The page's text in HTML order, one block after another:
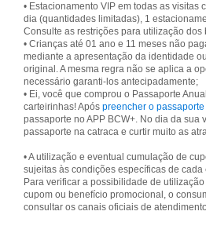
• Estacionamento VIP em todas as visitas
dia (quantidades limitadas), 1
Consulte as restrições para utilização dos
• Crianças até 01 ano e 11 meses não
mediante a apresentação da identidade
original. A mesma regra não se aplica a
necessário garanti-los antecipadamente;
• Ei, você que comprou o Passaporte
carteirinhas! Após preencher o passaporte
passaporte no APP BCW+. No dia da sua
• A utilização e eventual cumulação de
sujeitas às condições específicas de
Para verificar a possibilidade de
cupom ou benefício promocional, o
consultar os canais oficiais de